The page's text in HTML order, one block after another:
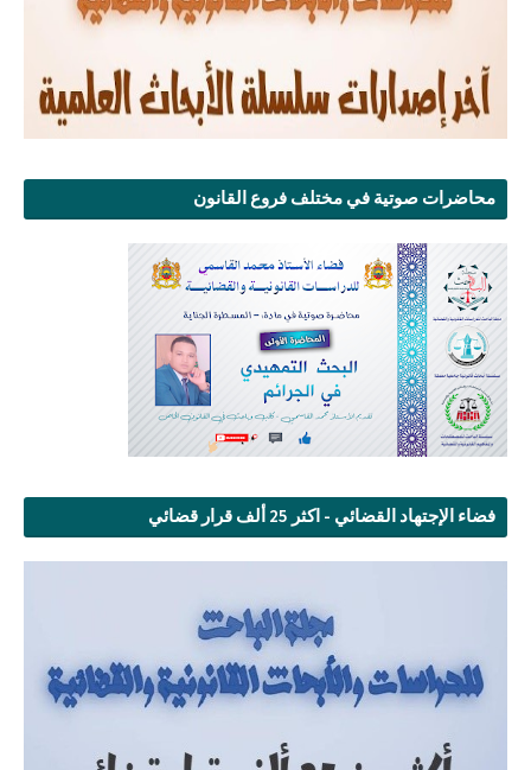
محاضرات صوتية في مختلف فروع القانون
فضاء الإجتهاد القضائي - اكثر 25 ألف قرار قضائي